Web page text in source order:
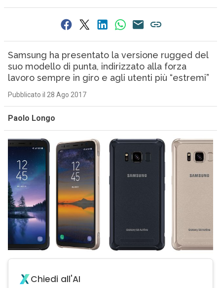
Samsung ha presentato la versione rugged del
suo modello di punta, indirizzato alla forza
lavoro sempre in giro e agli utenti più “estremi”
Pubblicato il 28 Ago 2017
Paolo Longo
Chiedi all'AI